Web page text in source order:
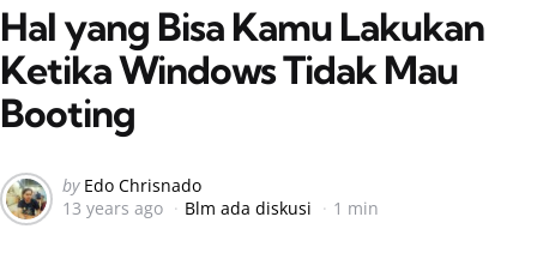
Hal yang Bisa Kamu Lakukan
Ketika Windows Tidak Mau
Booting
Posted
by
by Edo Chrisnado
13 years ago
Blm ada diskusi 1 min